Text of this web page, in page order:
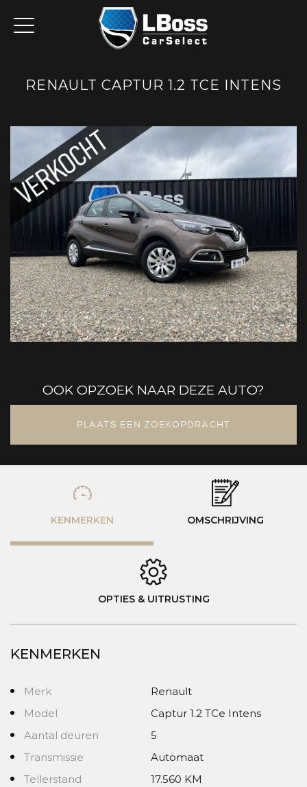
RENAULT CAPTUR 1.2 TCE INTENS
OOK OPZOEK NAAR DEZE AUTO?
PLAATS EEN ZOEKOPDRACHT
KENMERKEN OMSCHRIJVING
OPTIES & UITRUSTING
KENMERKEN
Merk
Renault
Model
Captur 1.2 TCe Intens
Aantal deuren
5
Transmissie
Automaat
Tellerstand
17.560 KM